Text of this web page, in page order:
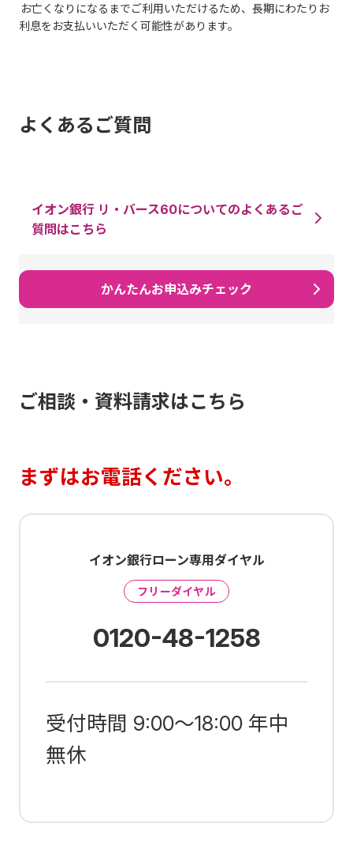
お亡くなりになるまでご利用いただけるため、長期にわたりお
利息をお支払いいただく可能性があります。
よくあるご質問
イオン銀行 リ・バース60についてのよくあるご
質問はこちら
かんたんお申込みチェック
ご相談・資料請求はこちら
まずはお電話ください。
イオン銀行ローン専用ダイヤル
フリーダイヤル
0120-48-1258
受付時間 9:00～18:00 年中
無休